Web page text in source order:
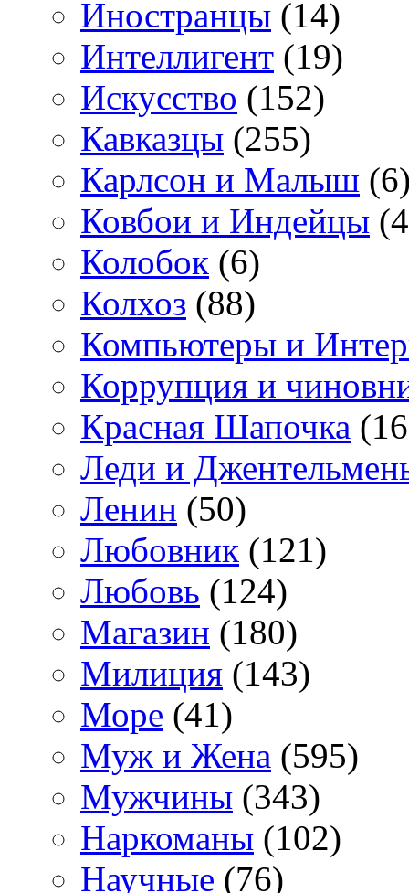
Иностранцы (14)
Интеллигент (19)
Искусство (152)
Кавказцы (255)
Карлсон и Малыш
Ковбои и Индейцы
Колобок (6)
Колхоз (88)
Компьютеры и
Коррупция и
Красная Шапочка
Леди и
Ленин (50)
Любовник (121)
Любовь (124)
Магазин (180)
Милиция (143)
Море (41)
Муж и Жена (595)
Мужчины (343)
Наркоманы (102)
Научные (76)